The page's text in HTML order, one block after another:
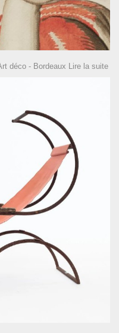
déco - Bordeaux Lire la suite